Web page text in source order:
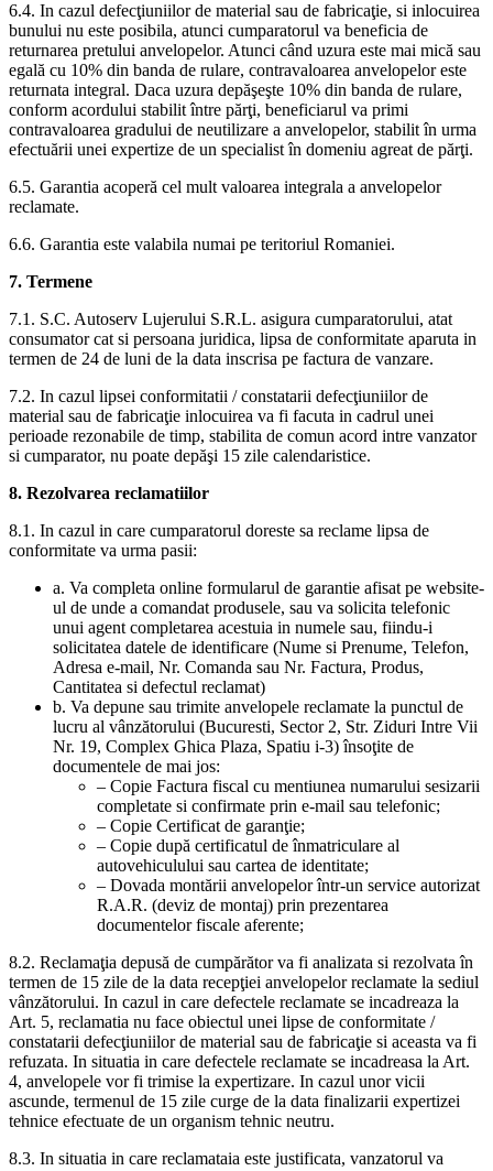
6.4. In cazul defecţiuniilor de material sau de fabricaţie, si inlocuirea
bunului nu este posibila, atunci cumparatorul va beneficia de
returnarea pretului anvelopelor. Atunci când uzura este mai mică sau
egală cu 10% din banda de rulare, contravaloarea anvelopelor este
returnata integral. Daca uzura depăşeşte 10% din banda de rulare,
conform acordului stabilit între părţi, beneficiarul va primi
contravaloarea gradului de neutilizare a anvelopelor, stabilit în urma
efectuării unei expertize de un specialist în domeniu agreat de părţi.
6.5. Garantia acoperă cel mult valoarea integrala a anvelopelor
reclamate.
6.6. Garantia este valabila numai pe teritoriul Romaniei.
7. Termene
7.1. S.C. Autoserv Lujerului S.R.L. asigura cumparatorului, atat
consumator cat si persoana juridica, lipsa de conformitate aparuta in
termen de 24 de luni de la data inscrisa pe factura de vanzare.
7.2. In cazul lipsei conformitatii / constatarii defecţiuniilor de
material sau de fabricaţie inlocuirea va fi facuta in cadrul unei
perioade rezonabile de timp, stabilita de comun acord intre vanzator
si cumparator, nu poate depăşi 15 zile calendaristice.
8. Rezolvarea reclamatiilor
8.1. In cazul in care cumparatorul doreste sa reclame lipsa de
conformitate va urma pasii:
a. Va completa online formularul de garantie afisat pe website-
ul de unde a comandat produsele, sau va solicita telefonic
unui agent completarea acestuia in numele sau, fiindu-i
solicitatea datele de identificare (Nume si Prenume, Telefon,
Adresa e-mail, Nr. Comanda sau Nr. Factura, Produs,
Cantitatea si defectul reclamat)
b. Va depune sau trimite anvelopele reclamate la punctul de
lucru al vânzătorului (Bucuresti, Sector 2, Str. Ziduri Intre Vii
Nr. 19, Complex Ghica Plaza, Spatiu i-3) însoţite de
documentele de mai jos:
– Copie Factura fiscal cu mentiunea numarului sesizarii
completate si confirmate prin e-mail sau telefonic;
– Copie Certificat de garanţie;
– Copie după certificatul de înmatriculare al
autovehiculului sau cartea de identitate;
– Dovada montării anvelopelor într-un service autorizat
R.A.R. (deviz de montaj) prin prezentarea
documentelor fiscale aferente;
8.2. Reclamaţia depusă de cumpărător va fi analizata si rezolvata în
termen de 15 zile de la data recepţiei anvelopelor reclamate la sediul
vânzătorului. In cazul in care defectele reclamate se incadreaza la
Art. 5, reclamatia nu face obiectul unei lipse de conformitate /
constatarii defecţiuniilor de material sau de fabricaţie si aceasta va fi
refuzata. In situatia in care defectele reclamate se incadreasa la Art.
4, anvelopele vor fi trimise la expertizare. In cazul unor vicii
ascunde, termenul de 15 zile curge de la data finalizarii expertizei
tehnice efectuate de un organism tehnic neutru.
8.3. In situatia in care reclamataia este justificata, vanzatorul va